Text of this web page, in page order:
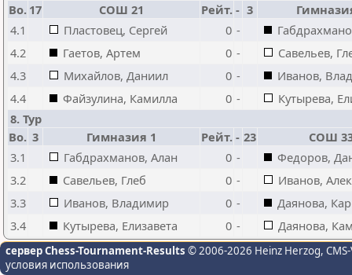
Bo. 17 СОШ 21 Рейт. - 3
4.1
Пластовец, Сергей 0 -
4.2
Гаетов, Артем 0 -
Савельев,
4.3
Михайлов, Даниил 0 -
Иванов,
4.4
Файзулина, Камилла 0 -
Кутырева,
8. Тур
Bo. 3 Гимназия 1 Рейт. - 23
СОШ
3.1
Габдрахманов, Алан 0 -
Федоров,
3.2
Савельев, Глеб 0 -
Иванов,
3.3
Иванов, Владимир 0 -
Даянова,
3.4
Кутырева, Елизавета 0 - Даянова,
сервер Chess-Tournament-Results © 2006-2026 Heinz Herzog,
условия использования